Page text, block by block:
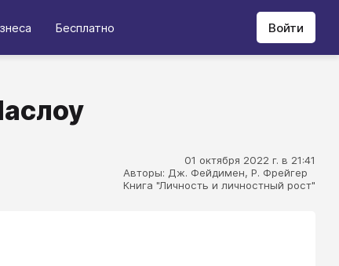
Бесплатно Войти
01 октября 2022 г. в 21:41
Авторы: Дж. Фейдимен, Р. Фрейгер
Книга "Личность и личностный рост"